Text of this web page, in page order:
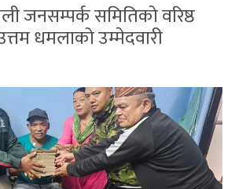
जनसम्पर्क समितिको वरिष्ठ
धमलाको उम्मेदवारी